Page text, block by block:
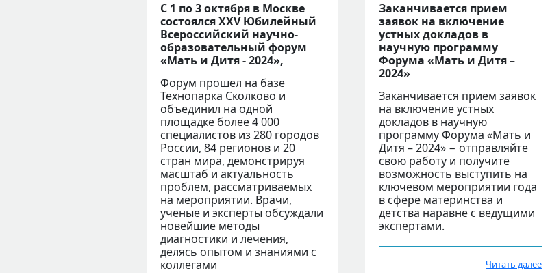
С 1 по 3 октября в Москве
состоялся XXV Юбилейный
Всероссийский научно-
образовательный форум
«Мать и Дитя - 2024»,
Форум прошел на базе
Технопарка Сколково и
объединил на одной
площадке более 4 000
специалистов из 280 городов
России, 84 регионов и 20
стран мира, демонстрируя
масштаб и актуальность
проблем, рассматриваемых
на мероприятии. Врачи,
ученые и эксперты обсуждали
новейшие методы
диагностики и лечения,
делясь опытом и знаниями с
коллегами
Заканчивается прием
заявок на включение
устных докладов в
научную программу
Форума «Мать и Дитя –
2024»
Заканчивается прием заявок
на включение устных
докладов в научную
программу Форума «Мать и
Дитя – 2024» − отправляйте
свою работу и получите
возможность выступить на
ключевом мероприятии года
в сфере материнства и
детства наравне с ведущими
экспертами.
Читать далее